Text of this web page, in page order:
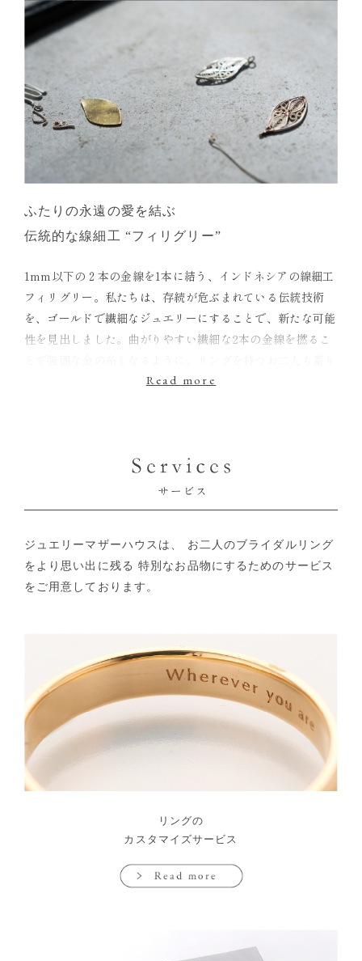
ふたりの永遠の愛を結ぶ
伝統的な線細工 “フィリグリー”
1mm以下の２本の金線を1本に結う、インドネシアの線細工
フィリグリー。私たちは、存続が危ぶまれている伝統技術
を、ゴールドで繊細なジュエリーにすることで、新たな可能
性を見出しました。曲がりやすい繊細な2本の金線を撚るこ
添い、絆が強く結ばれますようにと願いを込めて、職人が一
ジュエリーマザーハウスは、
お二人のブライダルリング
をより思い出に残る 特別なお品物にするためのサービス
をご用意しております。
リングの
カスタマイズサービス